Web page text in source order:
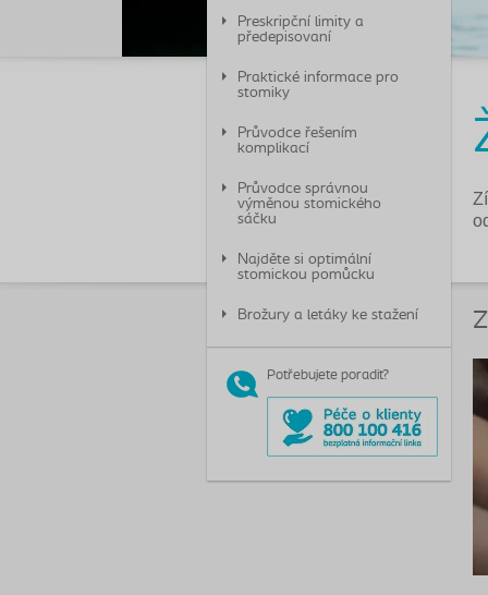
Preskripční limity a
předepisovaní
Praktické informace pro
stomiky
Průvodce řešením
komplikací
Průvodce správnou
výměnou stomického
sáčku
Najděte si optimální
stomickou pomůcku
Brožury a letáky ke stažení
Potřebujete poradit?